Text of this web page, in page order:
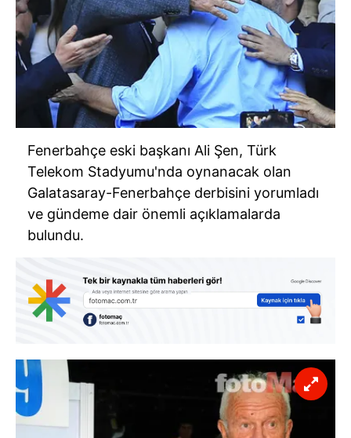
Fenerbahçe eski başkanı Ali Şen, Türk
Telekom Stadyumu'nda oynanacak olan
Galatasaray-Fenerbahçe derbisini yorumladı
ve gündeme dair önemli açıklamalarda
bulundu.